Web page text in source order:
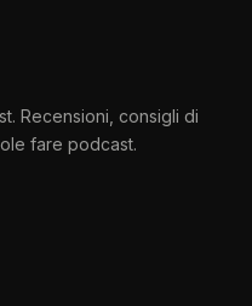
Recensioni, consigli di
fare podcast.